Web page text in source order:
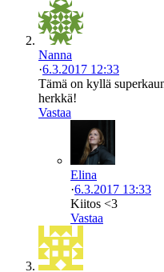
Nanna
·6.3.2017 12:33
Tämä on kyllä
herkkä!
Vastaa
Elina
·6.3.2017 13:33
Kiitos <3
Vastaa